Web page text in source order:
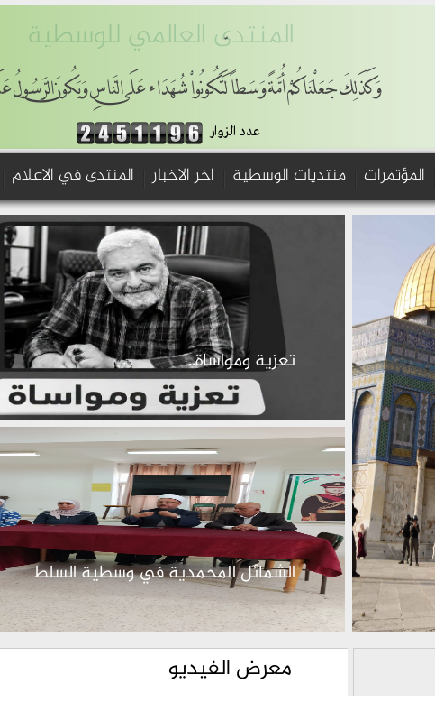
المنتدى العالمي للوسطية
وَكَذَلِكَ جَعَلْنَاكُمْ أُمَّةً وَسَطاً لِّتَكُونُواْ شُهَدَاء عَلَى النَّاسِ وَيَكُونَ
عدد الزوار
المؤتمرات منتديات الوسطية اخر الاخبار المنتدى في الاعلام
تعزية ومواساة..
الشمائل المحمدية في وسطية السلط
معرض الفيديو